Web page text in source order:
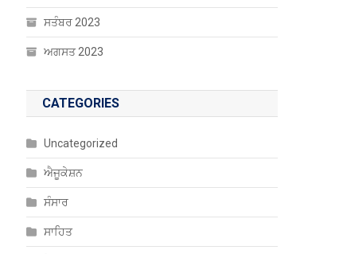
ਸਤੰਬਰ 2023
ਅਗਸਤ 2023
CATEGORIES
Uncategorized
ਐਜੂਕੇਸ਼ਨ
ਸੰਸਾਰ
ਸਾਹਿਤ